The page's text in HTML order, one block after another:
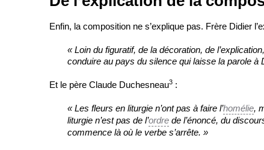
Enfin, la composition ne s’explique pas. Frère Didier
« Loin du figuratif, de la décoration, de
conduire au pays du silence qui laisse la parole à
Et le père Claude Duchesneau3 :
« Les fleurs en liturgie n’ont pas à faire l’homélie,
liturgie n’est pas de l’ordre de l’énoncé, du
commence là où le verbe s’arrête. »